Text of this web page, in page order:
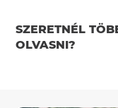
SZERETNÉL
OLVASNI?